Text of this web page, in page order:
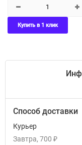
Купить в 1 клик
Способ доставки
Курьер
Завтра 700 ₽